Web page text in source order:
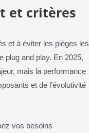
et critères
et à éviter les pièges les
plug and play. En 2025,
mais la performance
et de l’évolutivité
vos besoins